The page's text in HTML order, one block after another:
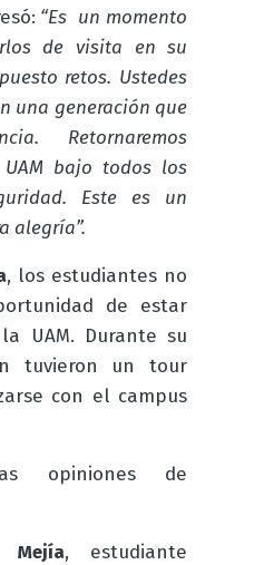
“Es un momento
de visita en su
retos. Ustedes
una generación que
Retornaremos
bajo todos los
Este es un
alegría”.
, los estudiantes no
de estar
UAM. Durante su
tuvieron un tour
con el campus
opiniones de
Mejía, estudiante